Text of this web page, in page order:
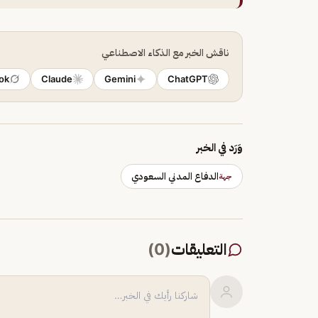
ناقش الخبر مع الذكاء الاصطناعي
ChatGPT
Gemini
Claude
وَرَد في الخبر
جهةالدفاع المدني السعودي
التعليقات(
0
)